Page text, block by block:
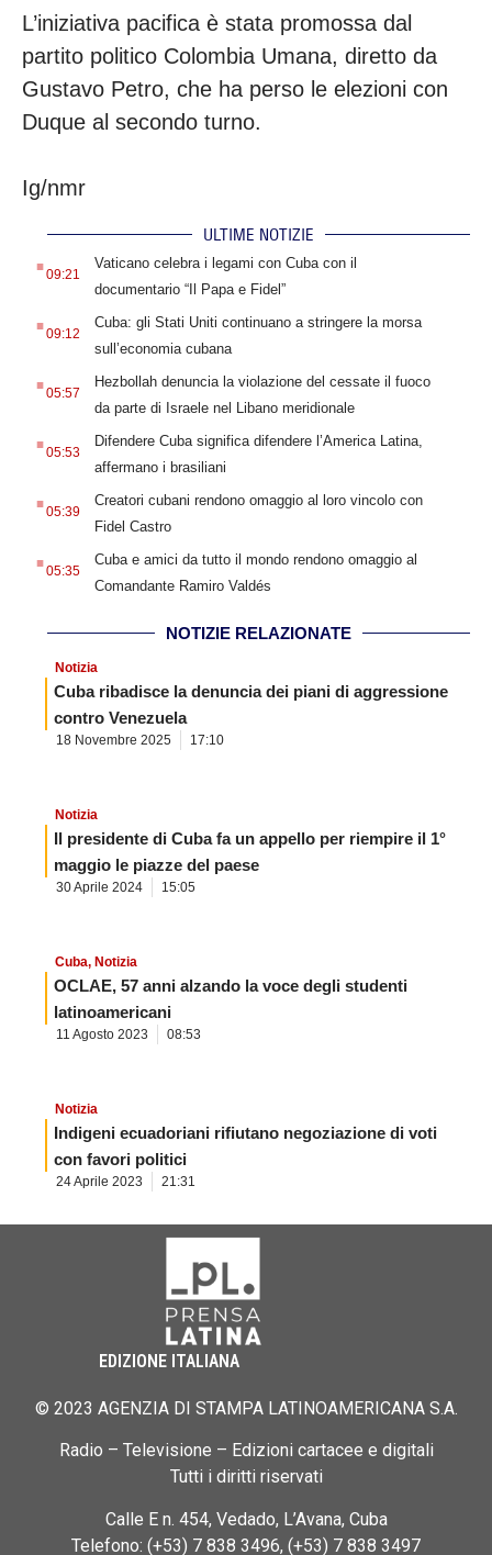
L’iniziativa pacifica è stata promossa dal
partito politico Colombia Umana, diretto da
Gustavo Petro, che ha perso le elezioni con
Duque al secondo turno.
Ig/nmr
ULTIME NOTIZIE
.09:21
Vaticano celebra i legami con Cuba con il
documentario “Il Papa e Fidel”
.09:12
Cuba: gli Stati Uniti continuano a stringere la morsa
sull’economia cubana
.05:57
Hezbollah denuncia la violazione del cessate il fuoco
da parte di Israele nel Libano meridionale
.05:53
Difendere Cuba significa difendere l’America Latina,
affermano i brasiliani
.05:39
Creatori cubani rendono omaggio al loro vincolo con
Fidel Castro
.05:35
Cuba e amici da tutto il mondo rendono omaggio al
Comandante Ramiro Valdés
NOTIZIE RELAZIONATE
Notizia
Cuba ribadisce la denuncia dei piani di aggressione
contro Venezuela
18 Novembre 2025 17:10
Notizia
Il presidente di Cuba fa un appello per riempire il 1°
maggio le piazze del paese
30 Aprile 2024 15:05
Cuba, Notizia
OCLAE, 57 anni alzando la voce degli studenti
latinoamericani
11 Agosto 2023 08:53
Notizia
Indigeni ecuadoriani rifiutano negoziazione di voti
con favori politici
24 Aprile 2023 21:31
EDIZIONE ITALIANA
© 2023 AGENZIA DI STAMPA LATINOAMERICANA S.A.
Radio – Televisione – Edizioni cartacee e digitali
Tutti i diritti riservati
Calle E n. 454, Vedado, L’Avana, Cuba
Telefono: (+53) 7 838 3496, (+53) 7 838 3497